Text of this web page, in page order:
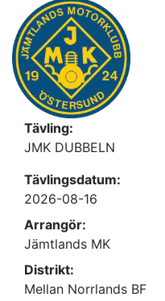
Tävling:
JMK DUBBELN
Tävlingsdatum:
2026-08-16
Arrangör:
Jämtlands MK
Distrikt:
Mellan Norrlands BF